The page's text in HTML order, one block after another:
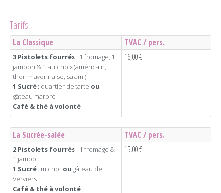
Tarifs
La Classique TVAC / pers.
3 Pistolets fourrés : 1 fromage, 1
jambon & 1 au choix (américain,
thon mayonnaise, salami)
1 Sucré : quartier de tarte ou
gâteau marbré
Café & thé à volonté
16,00 €
La Sucrée-salée TVAC / pers.
2 Pistolets fourrés : 1 fromage &
1 jambon
1 Sucré : michot ou gâteau de
Verviers
Café & thé à volonté
15,00 €